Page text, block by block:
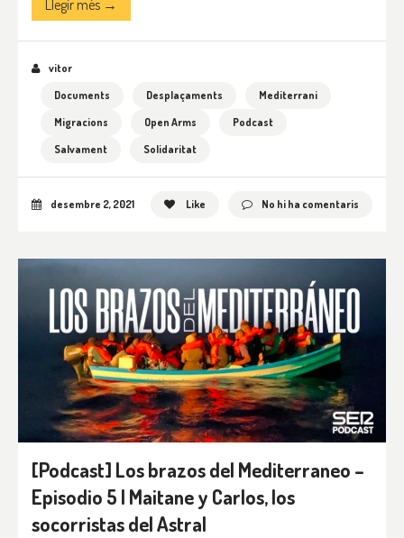
Llegir més →
vitor
Documents
Desplaçaments
Mediterrani
Migracions
Open Arms
Podcast
Salvament
Solidaritat
desembre 2, 2021 Like No hi ha comentaris
[Podcast] Los brazos del Mediterraneo –
Episodio 5 | Maitane y Carlos, los
socorristas del Astral